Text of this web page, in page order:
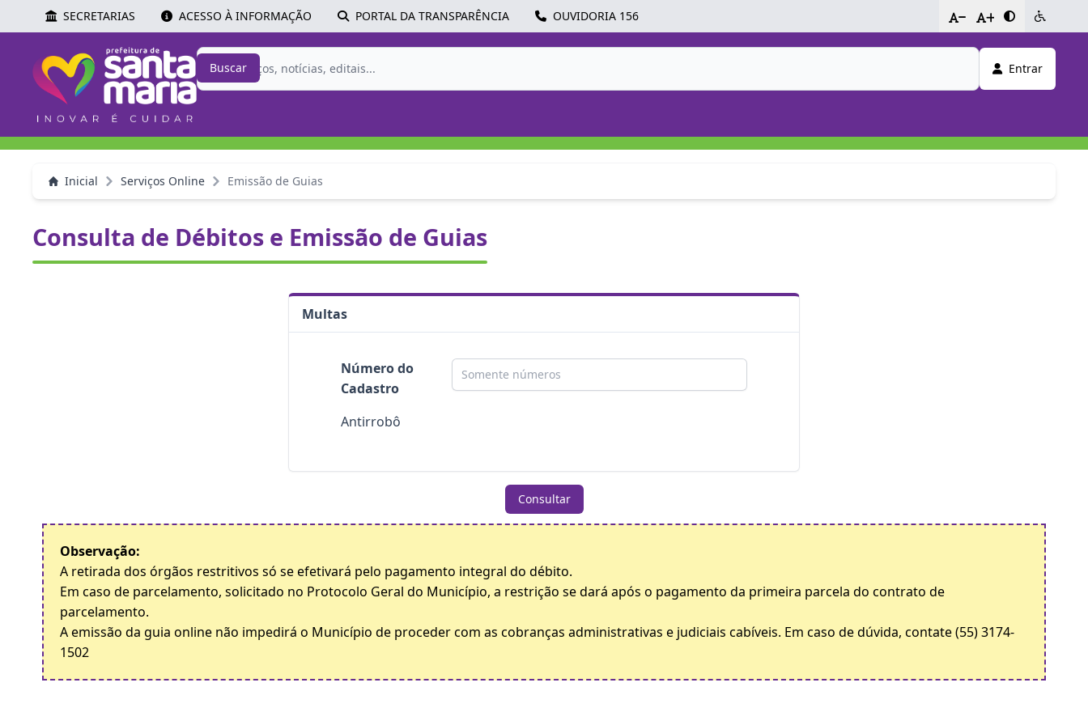
SECRETARIAS ACESSO À INFORMAÇÃO PORTAL DA TRANSPARÊNCIA OUVIDORIA 156 - +
Buscar Entrar
Inicial Serviços Online Emissão de Guias
Consulta de Débitos e Emissão de Guias
Multas
Número do
Cadastro
Antirrobô
Consultar
Observação:
A retirada dos órgãos restritivos só se efetivará pelo pagamento integral do débito.
Em caso de parcelamento, solicitado no Protocolo Geral do Município, a restrição se dará após o pagamento da primeira parcela do contrato de
parcelamento.
A emissão da guia online não impedirá o Município de proceder com as cobranças administrativas e judiciais cabíveis. Em caso de dúvida, contate (55) 3174-
1502